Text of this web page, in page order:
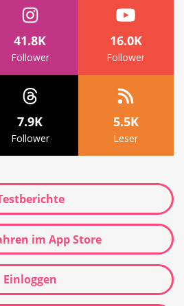
41.8K
Follower
16.0K
Follower
7.9K
Follower
5.5K
Leser
im App Store
Einloggen